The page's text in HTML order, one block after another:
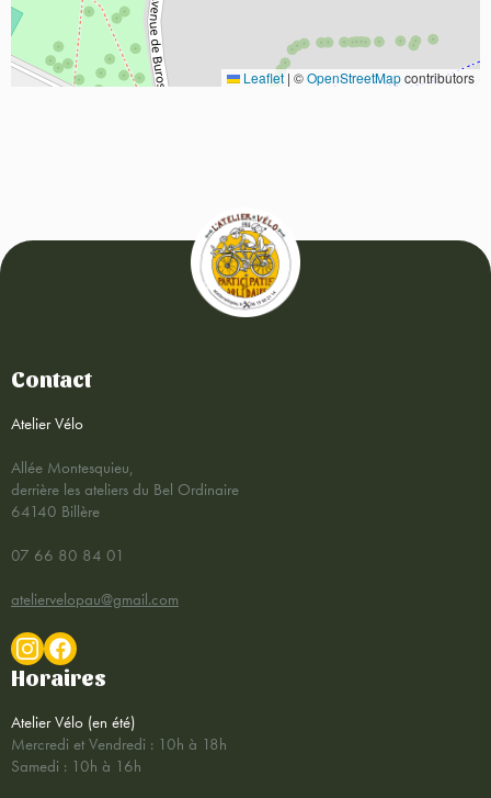
Leaflet | ©OpenStreetMapcontributors
Contact
Atelier Vélo
Allée Montesquieu,
derrière les ateliers du Bel Ordinaire
64140 Billère
07 66 80 84 01
ateliervelopau@gmail.com
Horaires
Atelier Vélo (en été)
Mercredi et Vendredi : 10h à 18h
Samedi : 10h à 16h